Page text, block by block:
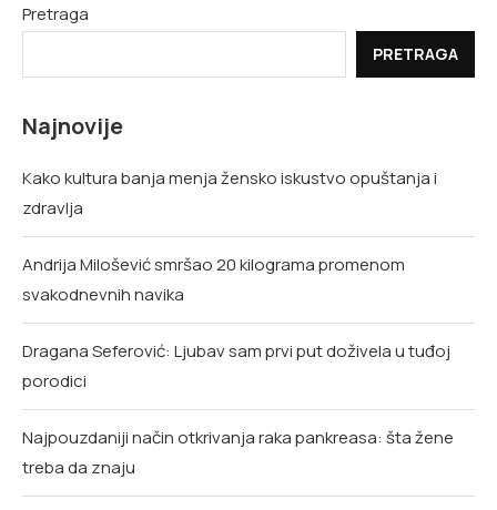
Pretraga
PRETRAGA
Najnovije
Kako kultura banja menja žensko iskustvo opuštanja i
zdravlja
Andrija Milošević smršao 20 kilograma promenom
svakodnevnih navika
Dragana Seferović: Ljubav sam prvi put doživela u tuđoj
porodici
Najpouzdaniji način otkrivanja raka pankreasa: šta žene
treba da znaju